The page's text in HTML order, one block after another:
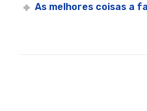
Almoço Norfolk -
As melhores coisas a